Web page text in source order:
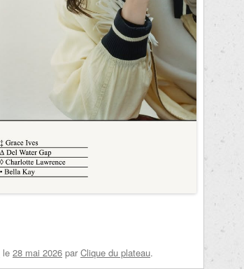
le 28 mai 2026 par Clique du plateau.